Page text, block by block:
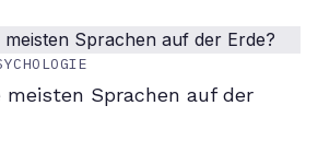
meisten Sprachen auf der